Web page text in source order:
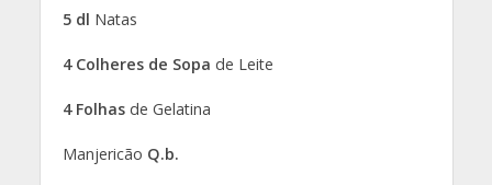
5 dl Natas
4 Colheres de Sopa de Leite
4 Folhasde Gelatina
Manjericão Q.b.